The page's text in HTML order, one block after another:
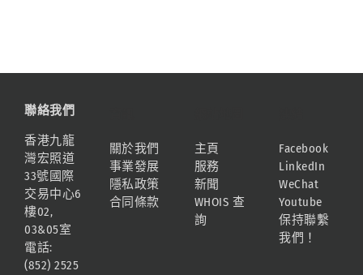
聯絡我們
香港九龍
灣宏照道
33號國際
交易中心6
樓02,
03&05室
電話:
(852) 2525
關於我們
事業發展
隱私政策
合同條款
主頁
服務
新聞
WHOIS 查
詢
Facebook
LinkedIn
WeChat
Youtube
保持聯繫
我們！